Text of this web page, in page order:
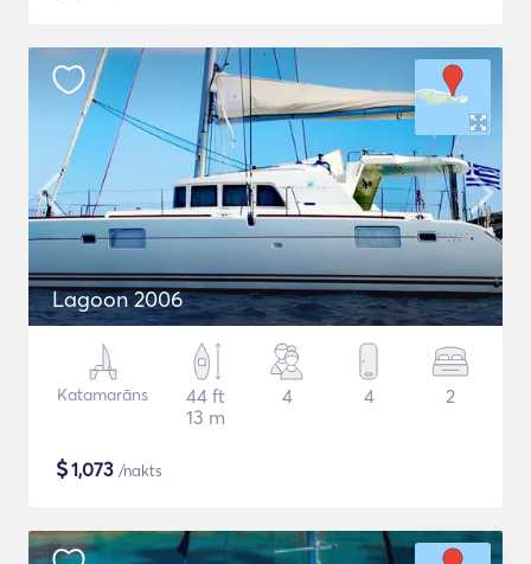
Lagoon 2006
Katamarāns
44 ft
13 m
4 4 2
$1,073 /nakts